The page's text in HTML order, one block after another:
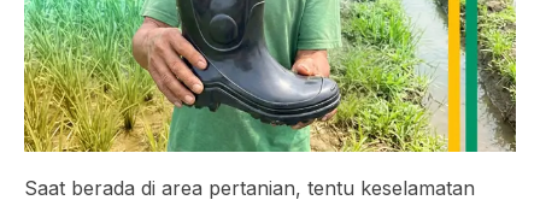
Saat berada di area pertanian, tentu keselamatan